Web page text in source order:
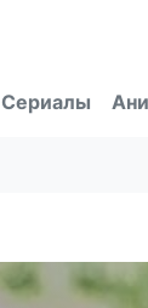
Сериалы